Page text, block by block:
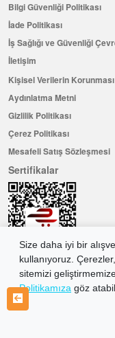
Size daha iyi bir
kullanıyoruz.
sitemizi
Politikamıza göz
Bilgi Güvenliği Politikası
İade Politikası
İş Sağlığı ve Güvenliği
İletişim
Kişisel Verilerin
Aydınlatma Metni
Gizlilik Politikası
Çerez Politikası
Mesafeli Satış Sözleşmesi
Sertifikalar
Hemen Üye Olun ...ve